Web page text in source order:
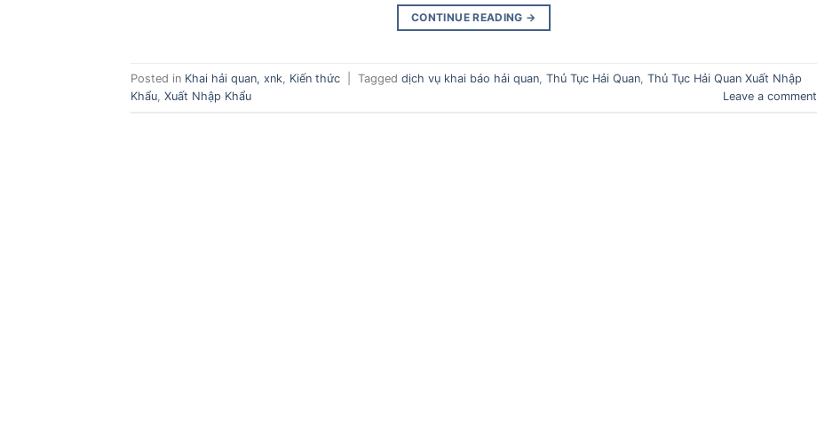
CONTINUE READING →
Posted in Khai hải quan, xnk Kiến thức Tagged dịch vụ khai báo hải quan Thủ Tục Hải Quan Thủ Tục Hải Quan Xuất Nhập
Khẩu Xuất Nhập Khẩu Leave a comment